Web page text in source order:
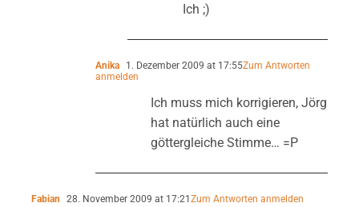
Ich ;)
Anika 1. Dezember 2009 at 17:55Zum Antworten
anmelden
Ich muss mich korrigieren, Jörg
hat natürlich auch eine
göttergleiche Stimme… =P
Fabian 28. November 2009 at 17:21Zum Antworten anmelden